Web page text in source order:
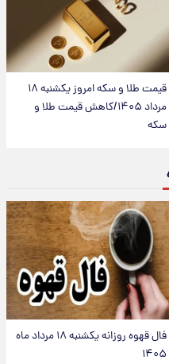
قیمت طلا و سکه امروز یکشنبه ۱۸
مرداد ۱۴۰۵/کاهش قیمت طلا و
سکه
فال قهوه روزانه یکشنبه ۱۸ مرداد ماه
۱۴۰۵